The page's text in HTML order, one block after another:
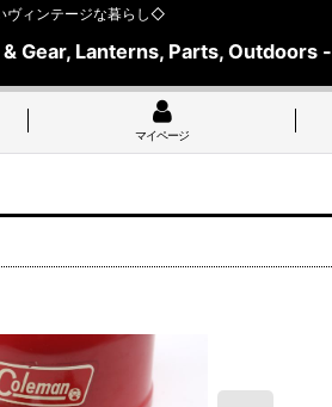
ヴィンテージな暮らし◇
Gear, Lanterns, Parts, Outdoors -
マイページ